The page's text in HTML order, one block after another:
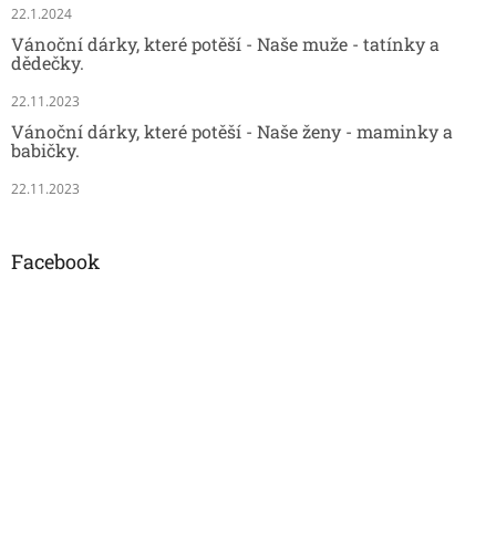
22.1.2024
Vánoční dárky, které potěší - Naše muže - tatínky a
dědečky.
22.11.2023
Vánoční dárky, které potěší - Naše ženy - maminky a
babičky.
22.11.2023
Facebook